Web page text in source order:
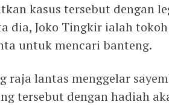
kasus tersebut dengan
dia, Joko Tingkir ialah
untuk mencari banteng.
raja lantas menggelar
tersebut dengan hadiah